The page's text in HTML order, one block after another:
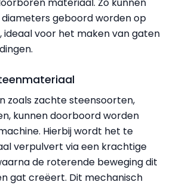
geboord worden op
voor het maken van gaten
zoals zachte steensoorten,
kunnen doorboord worden
Hierbij wordt het te
verpulvert via een krachtige
de roterende beweging dit
gat creëert. Dit mechanisch